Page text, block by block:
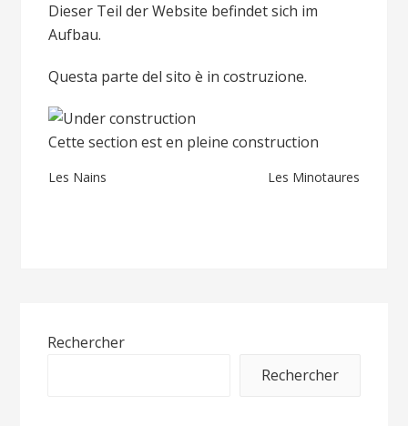
Dieser Teil der Website befindet sich im
Aufbau.
Questa parte del sito è in costruzione.
Cette section est en pleine construction
Navigation
Les Nains Les Minotaures
Rechercher
Rechercher